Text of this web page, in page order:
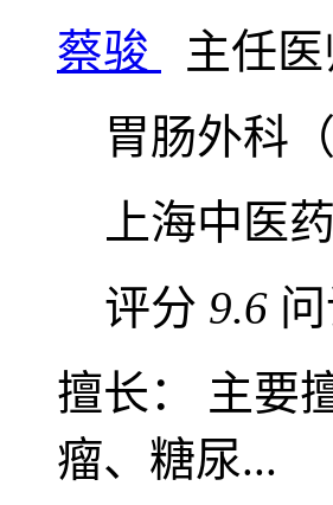
蔡骏
主任医
胃肠外科
上海中医
评分 9.6
擅长： 主要
瘤、糖尿...